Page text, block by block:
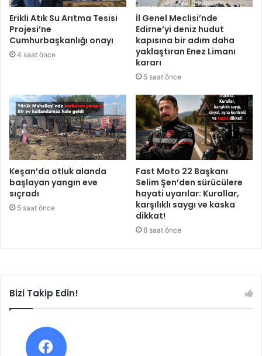
Erikli Atık Su Arıtma Tesisi
Projesi’ne
Cumhurbaşkanlığı onayı
4 saat önce
İl Genel Meclisi’nde
Edirne’yi deniz hudut
kapısına bir adım daha
yaklaştıran Enez Limanı
kararı
5 saat önce
Keşan’da otluk alanda
başlayan yangın eve
sıçradı
5 saat önce
Fast Moto 22 Başkanı
Selim Şen’den sürücülere
hayati uyarılar: Kurallar,
karşılıklı saygı ve kaska
dikkat!
8 saat önce
Bizi Takip Edin!